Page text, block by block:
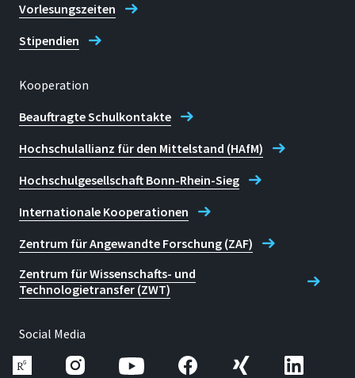
Vorlesungszeiten
Stipendien
Kooperation
Beauftragte Schulkontakte
Hochschulallianz für den Mittelstand (HAfM)
Hochschulgesellschaft Bonn-Rhein-Sieg
Internationale Kooperationen
Zentrum für Angewandte Forschung (ZAF)
Zentrum für Wissenschafts- und
Technologietransfer (ZWT)
Social Media